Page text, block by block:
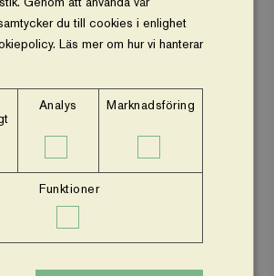
Stöd oss
Om webbplatsen
Facebook Instagram
Vi planterar träd
du till cookies i enlighet
Läs mer om hur vi hanterar
Analys Marknadsföring
Funktioner